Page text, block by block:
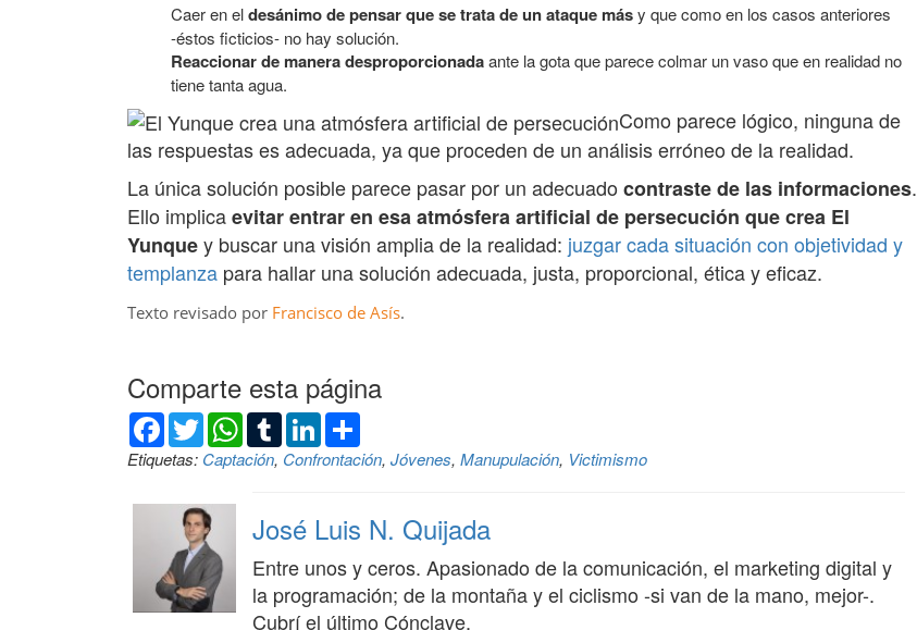
Caer en eldesánimo de pensar que se trata de un ataque másy que como en los casos anteriores
-éstos ficticios- no hay solución.
Reaccionar de manera desproporcionadaante la gota que parece colmar un vaso que en realidad no
tiene tanta agua.
Como parece lógico, ninguna de
las respuestas es adecuada, ya que proceden de un análisis erróneo de la realidad.
La única solución posible parece pasar por un adecuado contraste de las informaciones.
Ello implicaevitar entrar en esa atmósfera artificial de persecución que crea El
Yunquey buscar una visión amplia de la realidad: juzgar cada situación con objetividad y
templanza para hallar una solución adecuada, justa, proporcional, ética y eficaz.
Texto revisado por Francisco de Asís.
Comparte esta página
Facebook
TwitterWhatsApp
TumblrLinkedIn
Etiquetas: Captación, Confrontación, Jóvenes, Manupulación, Victimismo
José Luis N. Quijada
Entre unos y ceros. Apasionado de la comunicación, el marketing digital y
la programación; de la montaña y el ciclismo -si van de la mano, mejor-.
Cubrí el último Cónclave.